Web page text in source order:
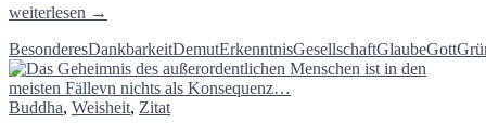
Wenn
in
allem
wohnt,
was
weiterlesen →
BesonderesDankbarkeitDemutErkenntnisGesellschaftGlaubeGott
Buddha, Weisheit, Zitat